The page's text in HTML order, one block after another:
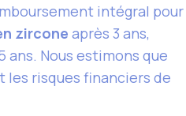
intégral pour
zircone après 3 ans,
ans. Nous estimons que
les risques financiers de